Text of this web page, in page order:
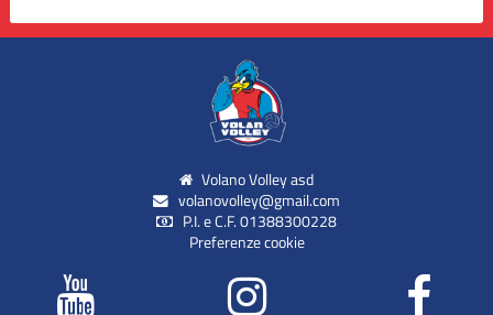
Volano Volley asd
volanovolley@gmail.com
P.I. e C.F. 01388300228
Preferenze cookie